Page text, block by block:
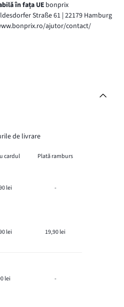
în fața UE bonprix
Straße 61 | 22179 Hamburg
ajutor/contact/
de livrare
cardul
Plată ramburs
lei -
lei 19,90 lei
lei -